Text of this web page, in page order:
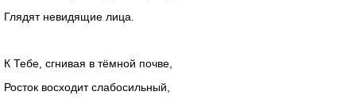
Глядят невидящие лица.
К Тебе, сгнивая в тёмной почве,
Росток восходит слабосильный,